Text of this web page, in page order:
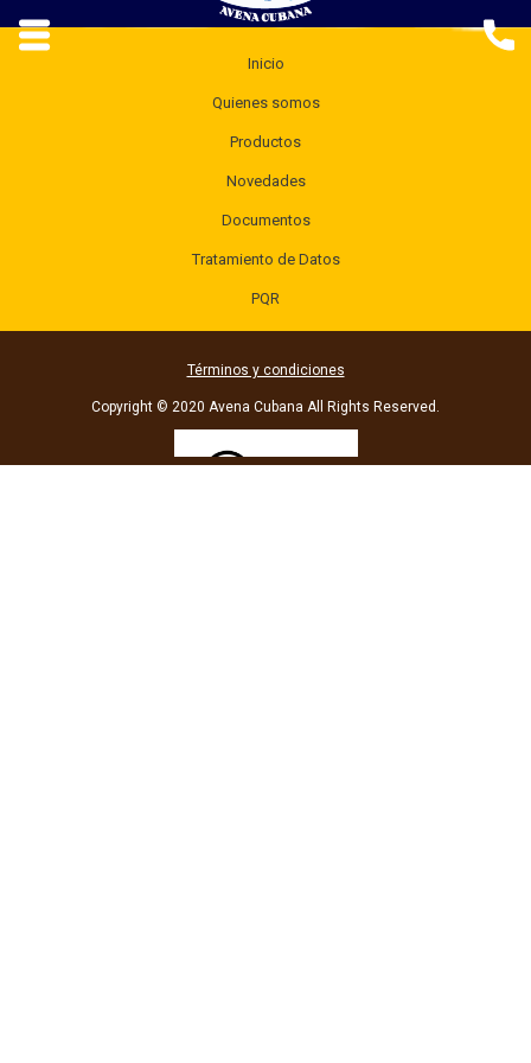
Inicio
Quienes somos
Productos
Novedades
Documentos
Tratamiento de Datos
PQR
Términos y condiciones
Copyright © 2020 Avena Cubana All Rights Reserved.